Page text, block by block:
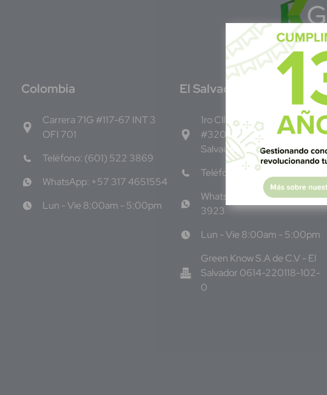
Colombia
Carrera 71G #117-67 INT 3
OFI 701
Teléfono: (601) 522 3869
WhatsApp: +57 317 4651554
Lun - Vie 8:00am - 5:00pm
El Salvador
1ro Cll Pte, y 61 Av Nte,
#3206, Local 9, San
Salvador Centro
Teléfono: +503 6986 1402
WhatsApp: +503 7687
3923
Lun - Vie 8:00am - 5:00pm
Green Know S.A de C.V - El
Salvador 0614-220118-102-
0